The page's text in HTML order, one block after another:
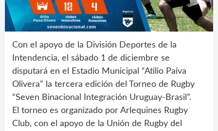
Con el apoyo de la División Deportes de la
Intendencia, el sábado 1 de diciembre se
disputará en el Estadio Municipal “Atilio Paiva
Olivera” la tercera edición del Torneo de Rugby
“Seven Binacional Integración Uruguay-Brasil”.
El torneo es organizado por Arlequines Rugby
Club, con el apoyo de la Unión de Rugby del